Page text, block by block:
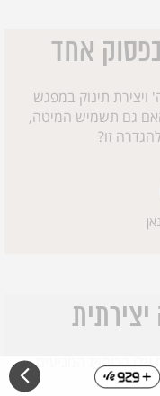
אחד
ויצירת תינוק במפגש
גם תשמיש המיטה,
זו?
אלו הכוחות המניעים